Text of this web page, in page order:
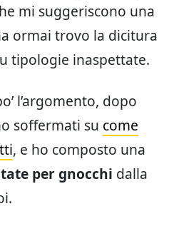
mi suggeriscono una
ormai trovo la dicitura
tipologie inaspettate.
l’argomento, dopo
soffermati su come
, e ho composto una
per gnocchi dalla